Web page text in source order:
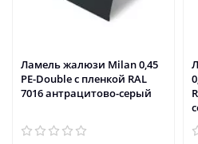
Ламель жалюзи Milan 0,45
PE-Double с пленкой RAL
7016 антрацитово-серый